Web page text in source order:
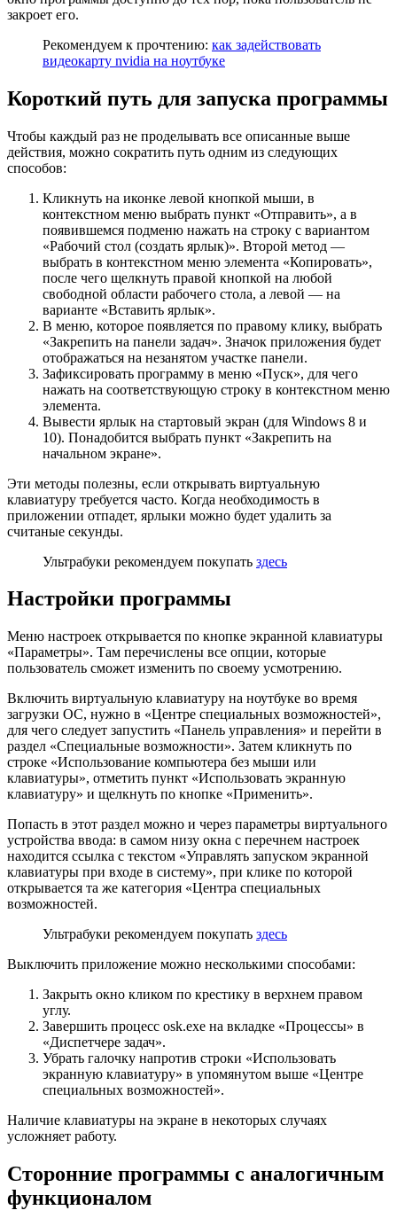
закроет его.
Рекомендуем к прочтению: как задействовать
видеокарту nvidia на ноутбуке
Короткий путь для запуска программы
Чтобы каждый раз не проделывать все описанные выше
действия, можно сократить путь одним из следующих
способов:
Кликнуть на иконке левой кнопкой мыши, в
контекстном меню выбрать пункт «Отправить», а в
появившемся подменю нажать на строку с вариантом
«Рабочий стол (создать ярлык)». Второй метод —
выбрать в контекстном меню элемента «Копировать»,
после чего щелкнуть правой кнопкой на любой
свободной области рабочего стола, а левой — на
варианте «Вставить ярлык».
В меню, которое появляется по правому клику, выбрать
«Закрепить на панели задач». Значок приложения будет
отображаться на незанятом участке панели.
Зафиксировать программу в меню «Пуск», для чего
нажать на соответствующую строку в контекстном меню
элемента.
Вывести ярлык на стартовый экран (для Windows 8 и
10). Понадобится выбрать пункт «Закрепить на
начальном экране».
Эти методы полезны, если открывать виртуальную
клавиатуру требуется часто. Когда необходимость в
приложении отпадет, ярлыки можно будет удалить за
считаные секунды.
Ультрабуки рекомендуем покупать здесь
Настройки программы
Меню настроек открывается по кнопке экранной клавиатуры
«Параметры». Там перечислены все опции, которые
пользователь сможет изменить по своему усмотрению.
Включить виртуальную клавиатуру на ноутбуке во время
загрузки ОС, нужно в «Центре специальных возможностей»,
для чего следует запустить «Панель управления» и перейти в
раздел «Специальные возможности». Затем кликнуть по
строке «Использование компьютера без мыши или
клавиатуры», отметить пункт «Использовать экранную
клавиатуру» и щелкнуть по кнопке «Применить».
Попасть в этот раздел можно и через параметры виртуального
устройства ввода: в самом низу окна с перечнем настроек
находится ссылка с текстом «Управлять запуском экранной
клавиатуры при входе в систему», при клике по которой
открывается та же категория «Центра специальных
возможностей.
Ультрабуки рекомендуем покупать здесь
Выключить приложение можно несколькими способами:
Закрыть окно кликом по крестику в верхнем правом
углу.
Завершить процесс osk.exe на вкладке «Процессы» в
«Диспетчере задач».
Убрать галочку напротив строки «Использовать
экранную клавиатуру» в упомянутом выше «Центре
специальных возможностей».
Наличие клавиатуры на экране в некоторых случаях
усложняет работу.
Сторонние программы с аналогичным
функционалом